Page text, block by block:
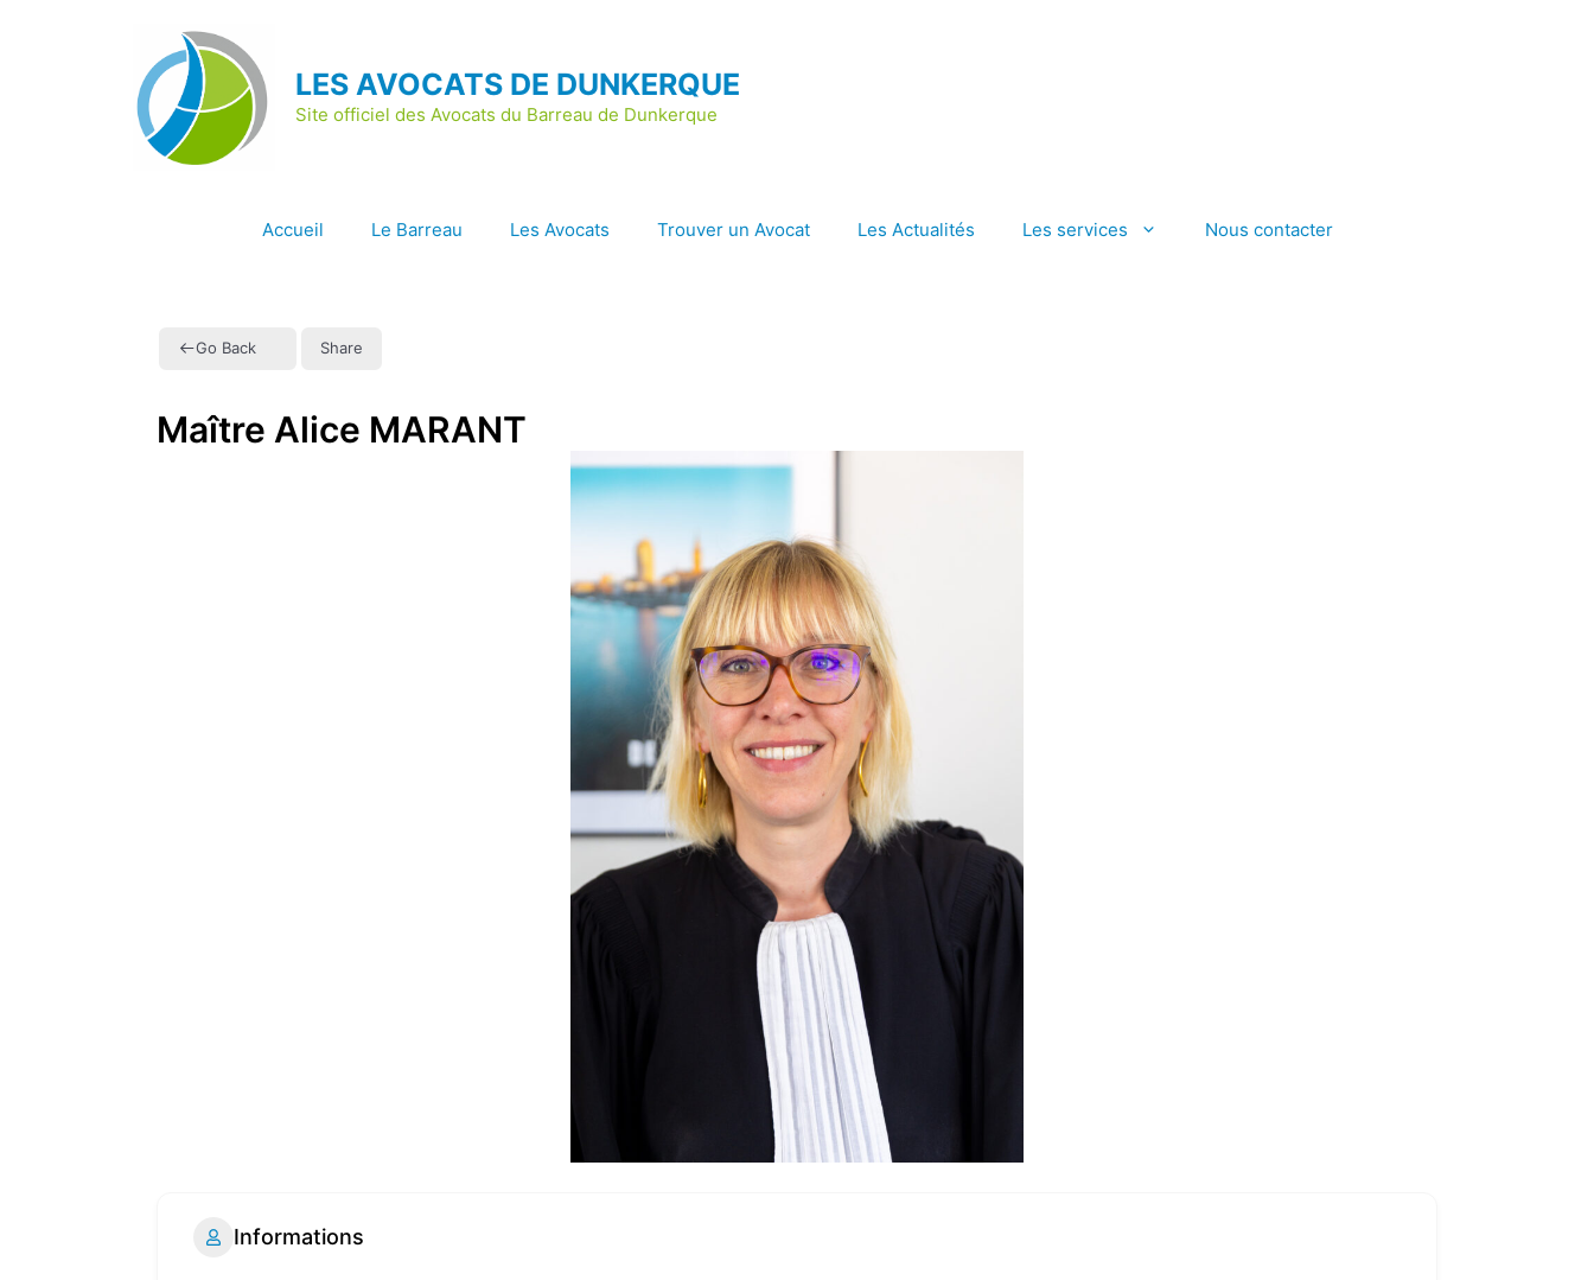
LES AVOCATS DE DUNKERQUE
Site officiel des Avocats du Barreau de Dunkerque
Accueil Le Barreau Les Avocats Trouver un Avocat Les Actualités Les services Nous contacter
Go Back Share
Maître Alice MARANT
Informations